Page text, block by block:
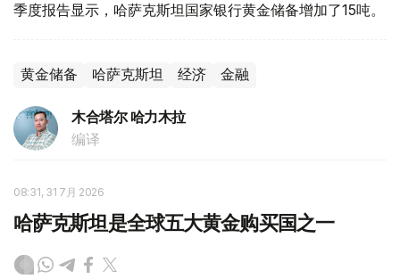
季度报告显示，哈萨克斯坦国家银行黄金储备增加了15吨。
黄金储备 哈萨克斯坦 经济 金融
木合塔尔 哈力木拉
编译
08:31, 31 7月 2026
哈萨克斯坦是全球五大黄金购买国之一